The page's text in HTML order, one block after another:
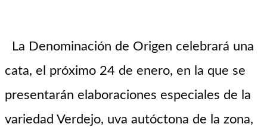
La Denominación de Origen celebrará una
cata, el próximo 24 de enero, en la que se
presentarán elaboraciones especiales de la
variedad Verdejo, uva autóctona de la zona,